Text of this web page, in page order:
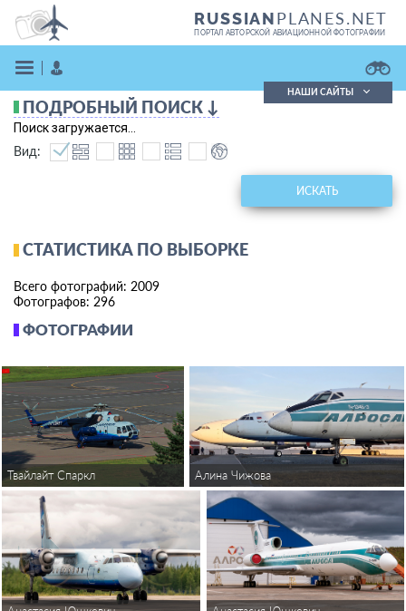
RUSSIANPLANES.NET
ПОРТАЛ АВТОРСКОЙ АВИАЦИОННОЙ ФОТОГРАФИИ
Поиск в реестре
Кратко
Подробно
НАШИ САЙТЫ
ФОТОГРАФИИ
Твайлайт Спаркл Алина Чижова
ПОДРОБНЫЙ ПОИСК ↓
Поиск загружается...
Вид:
ИСКАТЬ
СТАТИСТИКА ПО ВЫБОРКЕ
Всего фотографий: 2009
Фотографов: 296